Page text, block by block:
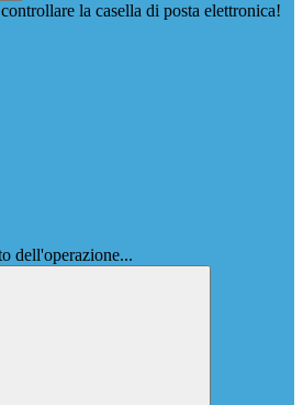
la casella di posta elettronica!
dell'operazione...